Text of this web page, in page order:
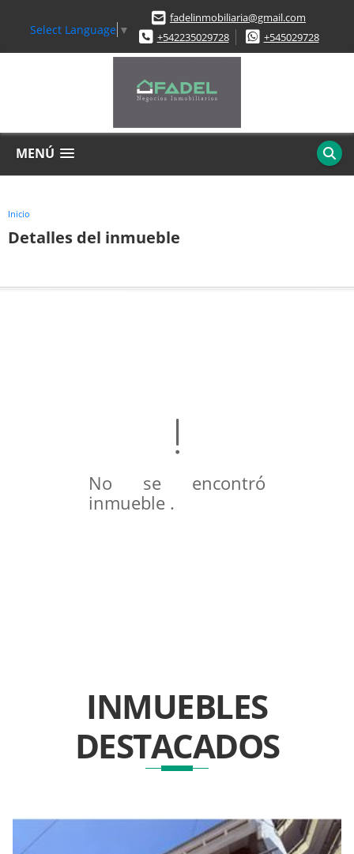
Select Language ▼
fadelinmobiliaria@gmail.com
+542235029728
+545029728
MENÚ
Inicio
Detalles del inmueble
No se encontró
inmueble .
INMUEBLES
DESTACADOS